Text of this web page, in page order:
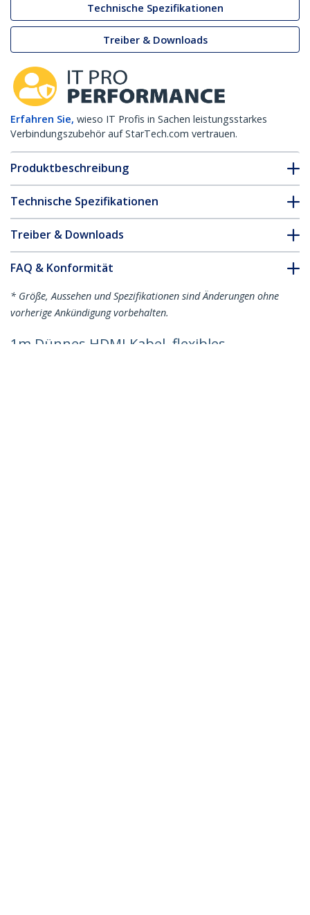
Technische Spezifikationen
Treiber & Downloads
Erfahren Sie, wieso IT Profis in Sachen leistungsstarkes
Verbindungszubehör auf StarTech.com vertrauen.
Produktbeschreibung
Technische Spezifikationen
Treiber & Downloads
FAQ & Konformität
* Größe, Aussehen und Spezifikationen sind Änderungen ohne
vorherige Ankündigung vorbehalten.
1m Dünnes HDMI Kabel, flexibles